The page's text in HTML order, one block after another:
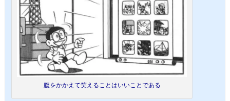
腹をかかえて笑えることはいいことである